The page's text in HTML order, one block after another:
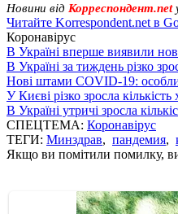
Новини від Корреспондент.net
Читайте Korrespondent.net в
Коронавірус
В Україні вперше виявили
В Україні за тиждень різко
Нові штами COVID-19:
У Києві різко зросла
В Україні утричі зросла
СПЕЦТЕМА: Коронавірус
ТЕГИ: Минздрав, пандемия,
Якщо ви помітили помилку,